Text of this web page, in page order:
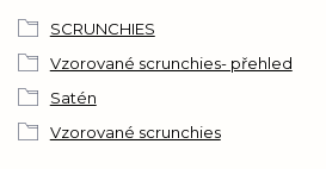
SCRUNCHIES
Vzorované scrunchies- přehled
Satén
Vzorované scrunchies